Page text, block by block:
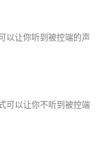
以让你听到被控端的声
可以让你不听到被控端